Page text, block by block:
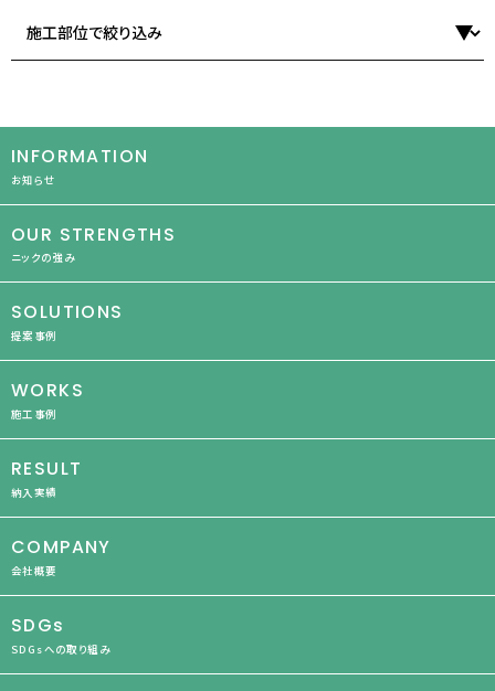
INFORMATION
お知らせ
OUR STRENGTHS
ニックの強み
SOLUTIONS
提案事例
WORKS
施工事例
RESULT
納入実績
COMPANY
会社概要
SDGs
SDGsへの取り組み